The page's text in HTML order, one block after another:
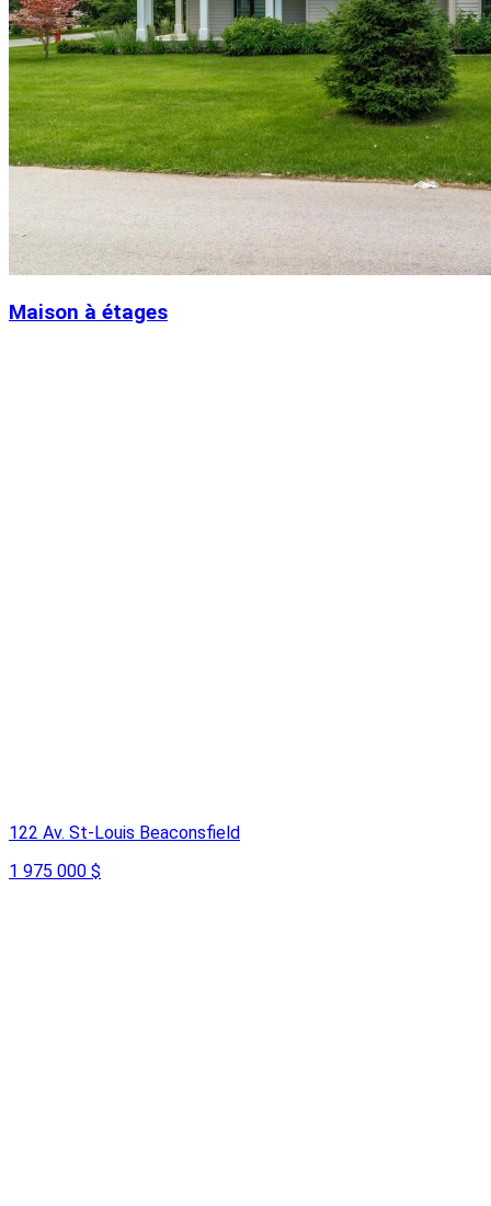
Maison à étages
122 Av. St-Louis Beaconsfield
1 975 000 $